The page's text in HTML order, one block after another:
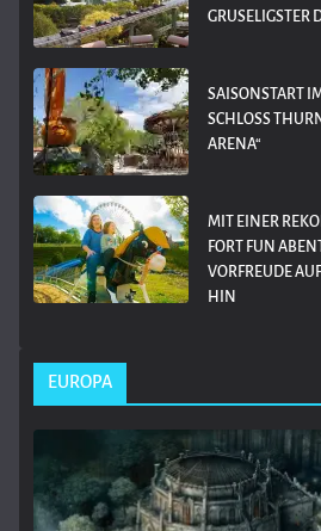
GRUSELIGSTER
SAISONSTART
SCHLOSS
ARENA“
MIT EINER
FORT FUN
VORFREUDE
HIN
EUROPA